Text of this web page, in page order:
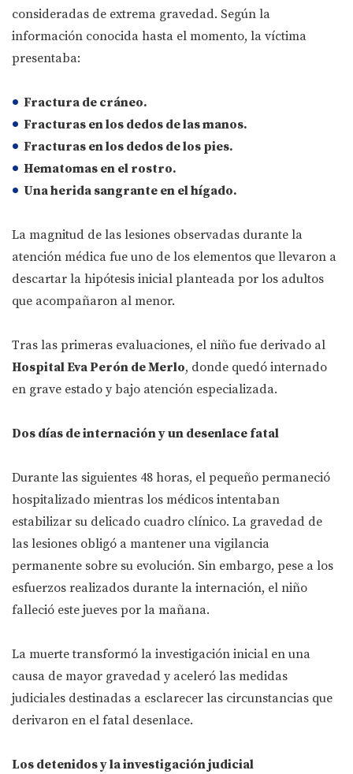
consideradas de extrema gravedad. Según la
información conocida hasta el momento, la víctima
presentaba:
Fractura de cráneo.
Fracturas en los dedos de las manos.
Fracturas en los dedos de los pies.
Hematomas en el rostro.
Una herida sangrante en el hígado.
La magnitud de las lesiones observadas durante la
atención médica fue uno de los elementos que llevaron a
descartar la hipótesis inicial planteada por los adultos
que acompañaron al menor.
Tras las primeras evaluaciones, el niño fue derivado al
Hospital Eva Perón de Merlo, donde quedó internado
en grave estado y bajo atención especializada.
Dos días de internación y un desenlace fatal
Durante las siguientes 48 horas, el pequeño permaneció
hospitalizado mientras los médicos intentaban
estabilizar su delicado cuadro clínico. La gravedad de
las lesiones obligó a mantener una vigilancia
permanente sobre su evolución. Sin embargo, pese a los
esfuerzos realizados durante la internación, el niño
falleció este jueves por la mañana.
La muerte transformó la investigación inicial en una
causa de mayor gravedad y aceleró las medidas
judiciales destinadas a esclarecer las circunstancias que
derivaron en el fatal desenlace.
Los detenidos y la investigación judicial